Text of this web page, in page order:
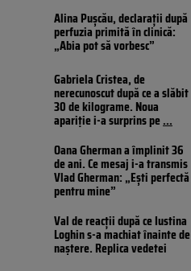
Alina Pușcău, declarații după
perfuzia primită în clinică:
„Abia pot să vorbesc”
Gabriela Cristea, de
nerecunoscut după ce a slăbit
30 de kilograme. Noua
apariție i-a surprins pe...
Oana Gherman a împlinit 36
de ani. Ce mesaj i-a transmis
Vlad Gherman: „Ești perfectă
pentru mine”
Val de reacții după ce Iustina
Loghin s-a machiat înainte de
naștere. Replica vedetei